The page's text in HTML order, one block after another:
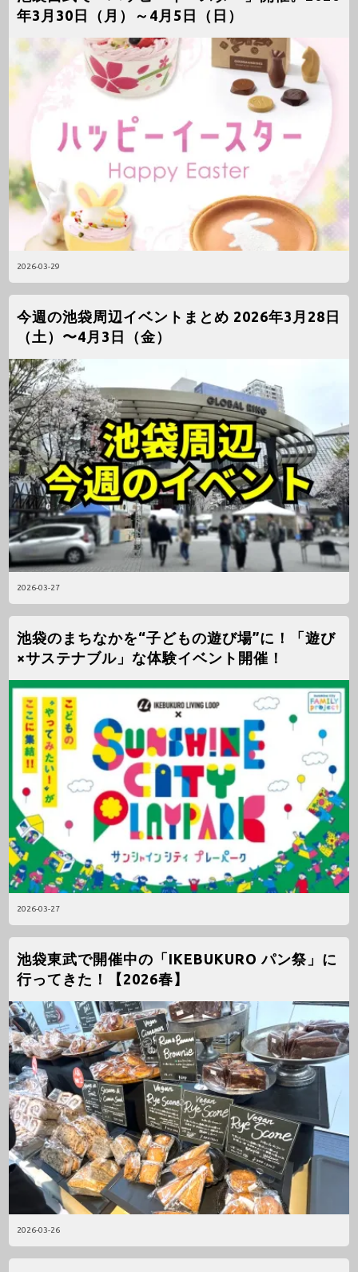
2026-03-29
年3月30日（月）～4月5日（日）
2026-03-27
今週の池袋周辺イベントまとめ 2026年3月28日
（土）〜4月3日（金）
2026-03-27
池袋のまちなかを“子どもの遊び場”に！「遊び
×サステナブル」な体験イベント開催！
2026-03-26
池袋東武で開催中の「IKEBUKURO パン祭」に
行ってきた！【2026春】